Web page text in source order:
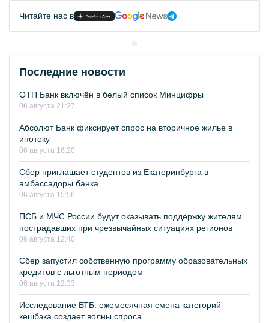
Читайте нас в
Последние новости
ОТП Банк включён в белый список Минцифры
06 августа 21:27
Абсолют Банк фиксирует спрос на вторичное жилье в
ипотеку
06 августа 16:20
Сбер приглашает студентов из Екатеринбурга в
амбассадоры банка
06 августа 15:56
ПСБ и МЧС России будут оказывать поддержку жителям
пострадавших при чрезвычайных ситуациях регионов
06 августа 12:40
Сбер запустил собственную программу образовательных
кредитов с льготным периодом
06 августа 12:33
Исследование ВТБ: ежемесячная смена категорий
кешбэка создает волны спроса